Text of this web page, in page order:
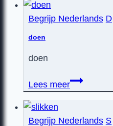
Begrijp Nederlands D
doen
doen
Lees meerdoen
Begrijp Nederlands S